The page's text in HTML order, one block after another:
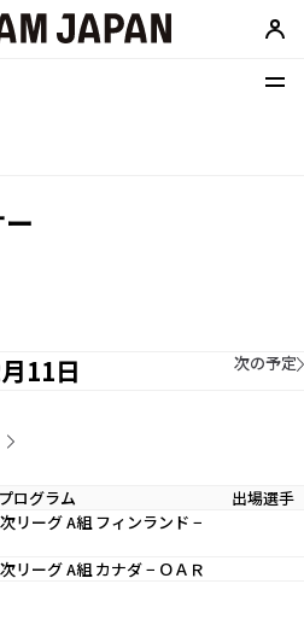
11日 次の予定
ログラム
出場選手
リーグ A組 フィンランド −
リーグ A組 カナダ − ＯＡＲ